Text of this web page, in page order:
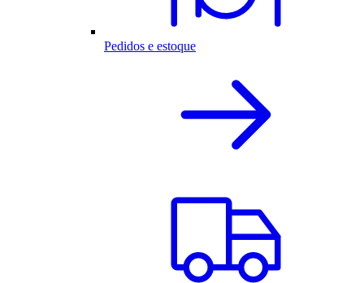
Pedidos e estoque